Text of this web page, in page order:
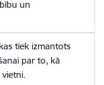
un
tiek izmantots
par to, kā